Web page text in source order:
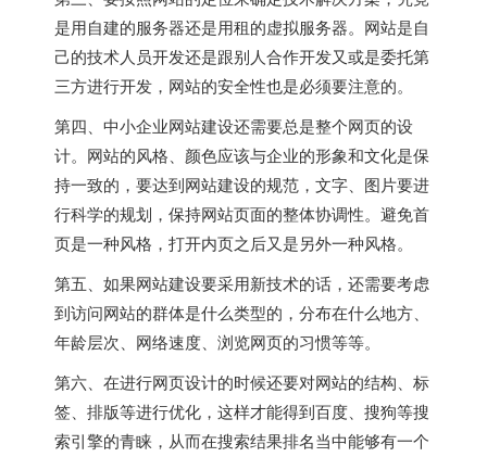
是用自建的服务器还是用租的虚拟服务器。网站是自
己的技术人员开发还是跟别人合作开发又或是委托第
三方进行开发，网站的安全性也是必须要注意的。
第四、中小企业网站建设还需要总是整个网页的设
计。网站的风格、颜色应该与企业的形象和文化是保
持一致的，要达到网站建设的规范，文字、图片要进
行科学的规划，保持网站页面的整体协调性。避免首
页是一种风格，打开内页之后又是另外一种风格。
第五、如果网站建设要采用新技术的话，还需要考虑
到访问网站的群体是什么类型的，分布在什么地方、
年龄层次、网络速度、浏览网页的习惯等等。
第六、在进行网页设计的时候还要对网站的结构、标
签、排版等进行优化，这样才能得到百度、搜狗等搜
索引擎的青睐，从而在搜索结果排名当中能够有一个